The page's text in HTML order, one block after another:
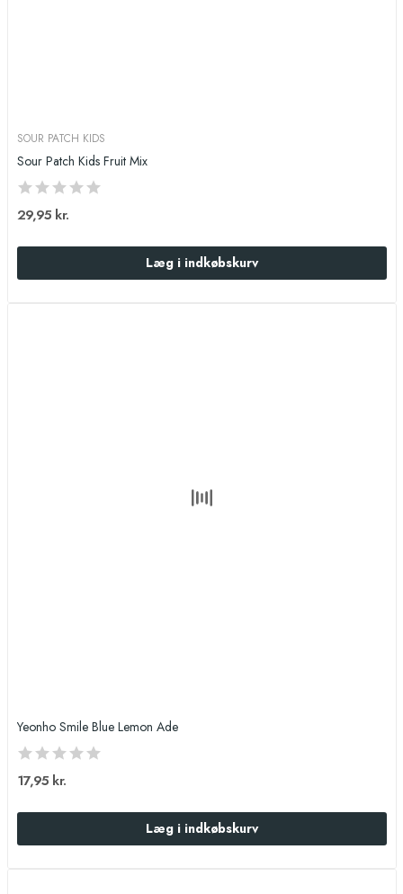
SOUR PATCH KIDS
Sour Patch Kids Fruit Mix
29,95 kr.
Læg i indkøbskurv
Yeonho Smile Blue Lemon Ade
17,95 kr.
Læg i indkøbskurv